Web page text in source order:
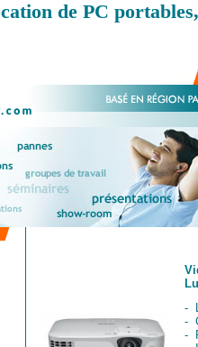
de PC
-
-
-